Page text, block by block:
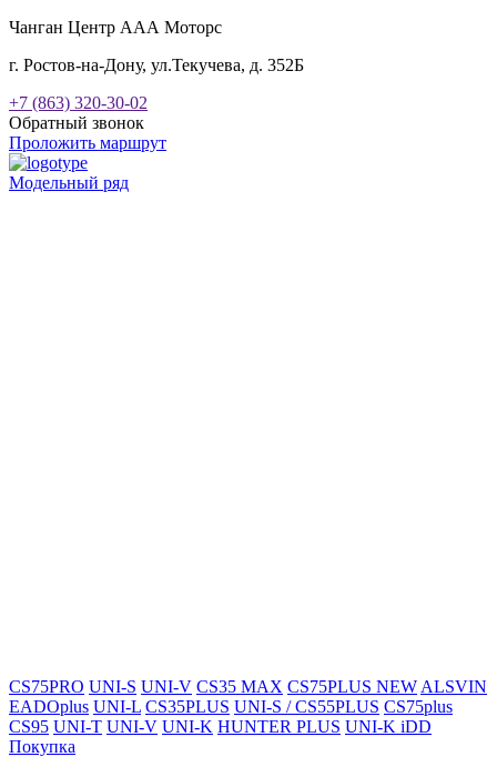
Чанган Центр ААА Моторс
г. Ростов-на-Дону, ул.Текучева, д. 352Б
+7 (863) 320-30-02
Обратный звонок
Проложить маршрут
Модельный ряд
CS75PRO UNI-S UNI-V CS35 MAX CS75PLUS NEW ALSVIN
EADOplus UNI-L CS35PLUS UNI-S / CS55PLUS CS75plus
CS95 UNI-T UNI-V UNI-K HUNTER PLUS UNI-K iDD
Покупка